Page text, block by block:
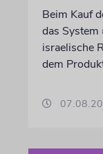
Beim Kauf
das System
israelische
dem